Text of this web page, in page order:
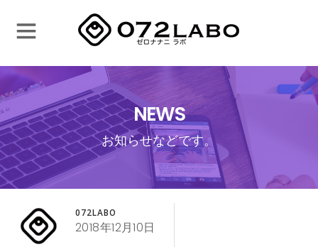
NEWS
お知らせなどです。
072LABO
2018年12月10日